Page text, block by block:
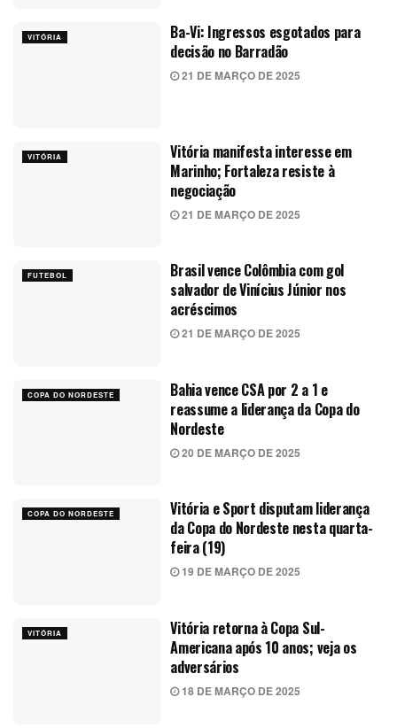
VITÓRIA
Ba-Vi: Ingressos esgotados para
decisão no Barradão
21 DE MARÇO DE 2025
VITÓRIA
Vitória manifesta interesse em
Marinho; Fortaleza resiste à
negociação
21 DE MARÇO DE 2025
FUTEBOL
Brasil vence Colômbia com gol
salvador de Vinícius Júnior nos
acréscimos
21 DE MARÇO DE 2025
COPA DO NORDESTE
Bahia vence CSA por 2 a 1 e
reassume a liderança da Copa do
Nordeste
20 DE MARÇO DE 2025
COPA DO NORDESTE
Vitória e Sport disputam liderança
da Copa do Nordeste nesta quarta-
feira (19)
19 DE MARÇO DE 2025
VITÓRIA
Vitória retorna à Copa Sul-
Americana após 10 anos; veja os
adversários
18 DE MARÇO DE 2025